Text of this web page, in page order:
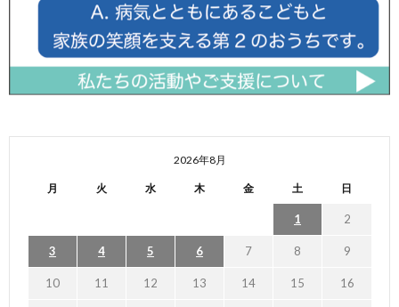
2026年8月
月 火 水 木 金 土 日
1 2
3 4 5 6 7 8 9
10 11 12 13 14 15 16